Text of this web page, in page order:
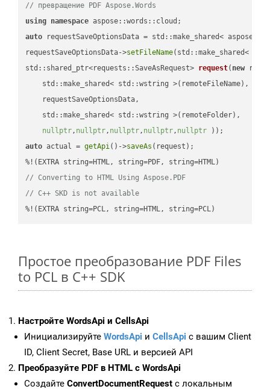
// превращение PDF Aspose.Words
using namespace
auto requestSaveOptionsData = std::make_shared<
requestSaveOptionsData->setFileName(std::make_shared<
std::shared_ptr<requests::SaveAsRequest> request( new
    std::make_shared< std::wstring >(remoteFileName),
    requestSaveOptionsData,
    std::make_shared< std::wstring >(remoteFolder),
nullptr, nullptr, nullptr, nullptr, nullptr ))
auto actual = getApi()->saveAs (request);
// Converting to HTML Using Aspose.PDF
// C++ SKD is not available
%!(EXTRA string=PCL, string=HTML, string=PCL)
Простое преобразование PDF Files
to PCL в C++ SDK
Настройте WordsApi и CellsApi
Инициализируйте WordsApi и CellsApi с вашим Client
ID, Client Secret, Base URL и версией API
Преобразуйте PDF в HTML с WordsApi
Создайте ConvertDocumentRequest с локальным